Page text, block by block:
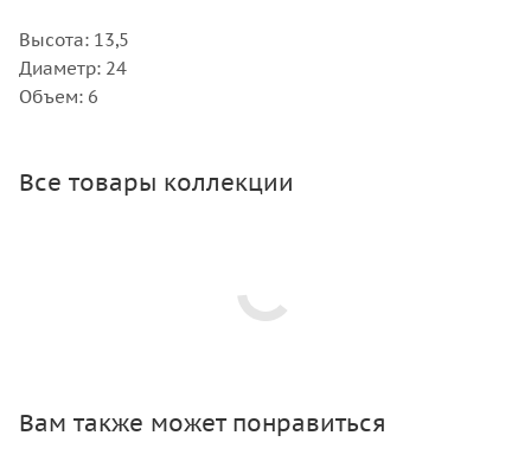
Высота: 13,5
Диаметр: 24
Объем: 6
Все товары коллекции
Вам также может понравиться